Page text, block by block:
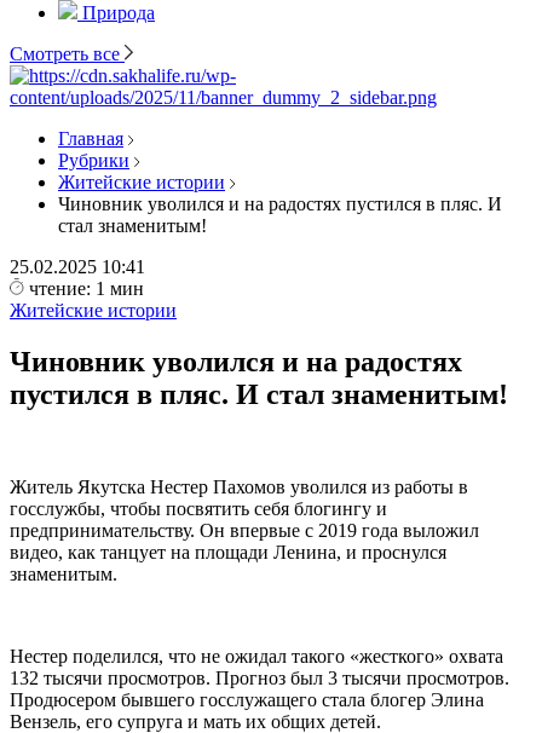
Природа
Смотреть все
Главная
Рубрики
Житейские истории
Чиновник уволился и на радостях пустился в пляс. И
стал знаменитым!
25.02.2025 10:41
чтение: 1 мин
Житейские истории
Чиновник уволился и на радостях
пустился в пляс. И стал знаменитым!
Житель Якутска Нестер Пахомов уволился из работы в
госслужбы, чтобы посвятить себя блогингу и
предпринимательству. Он впервые с 2019 года выложил
видео, как танцует на площади Ленина, и проснулся
знаменитым.
Нестер поделился, что не ожидал такого «жесткого» охвата
132 тысячи просмотров. Прогноз был 3 тысячи просмотров.
Продюсером бывшего госслужащего стала блогер Элина
Вензель, его супруга и мать их общих детей.